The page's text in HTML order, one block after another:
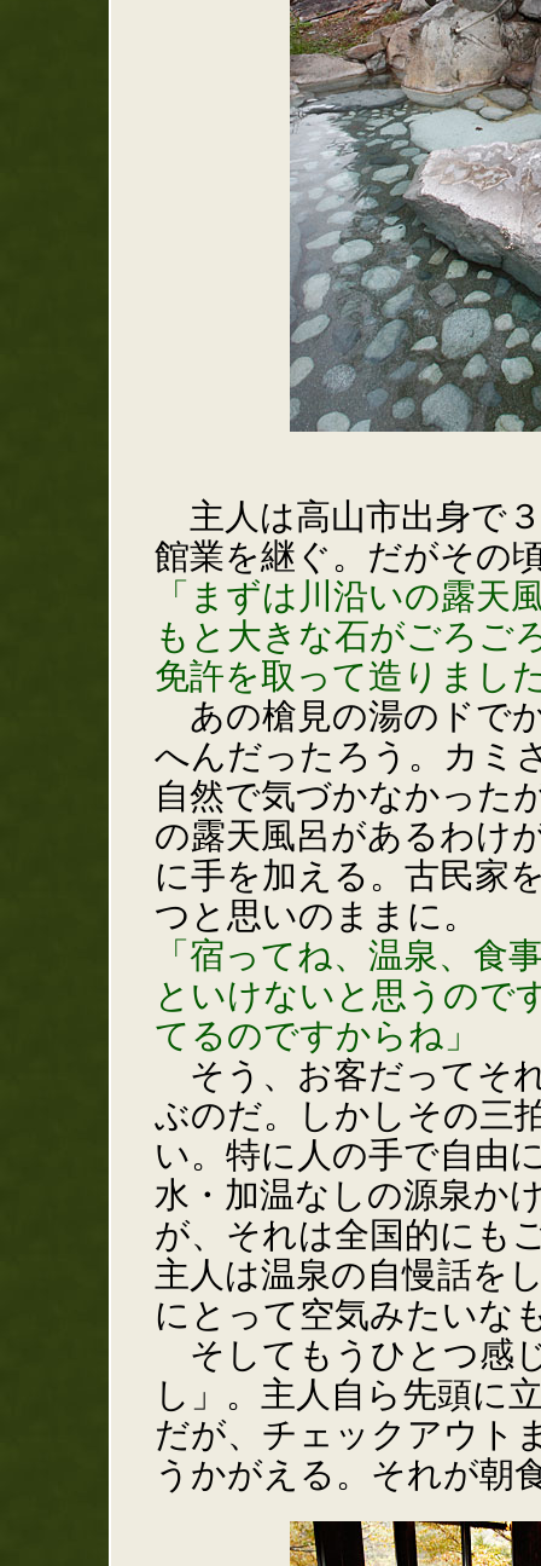
主人は高山市出身で
館業を継ぐ。だがその
「まずは川沿いの露天
もと大きな石がごろご
免許を取って造りまし
あの槍見の湯のドで
へんだったろう。カミ
自然で気づかなかった
の露天風呂があるわけ
に手を加える。古民家
つと思いのままに。
「宿ってね、温泉、食
といけないと思うので
てるのですからね」
そう、お客だってそ
ぶのだ。しかしその三
い。特に人の手で自由
水・加温なしの源泉か
が、それは全国的にも
主人は温泉の自慢話を
にとって空気みたいな
そしてもうひとつ感
し」。主人自ら先頭に
だが、チェックアウト
うかがえる。それが朝